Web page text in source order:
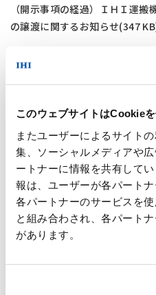
このウェブサイトはCookie
またユーザーによるサイト
集、ソーシャルメディアや
ートナーに情報を共有して
報は、ユーザーが各パート
各パートナーのサービスを
と組み合わされ、各パート
があります。
（開示事項の経過）ＩＨＩ運
の譲渡に関するお知らせ(347
2025年8月6日
譲渡制限付株式報酬制度の導入
の処分に関するお知らせ(269